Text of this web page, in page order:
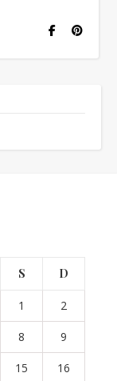
S D
1 2
8 9
15 16